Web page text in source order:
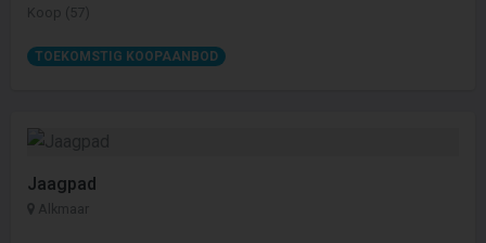
Koop (57)
TOEKOMSTIG KOOPAANBOD
Jaagpad
Alkmaar